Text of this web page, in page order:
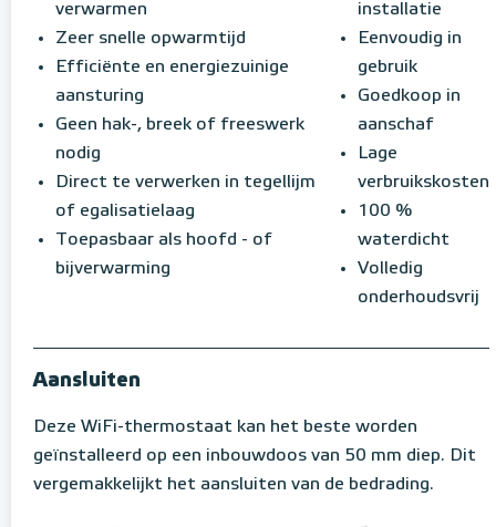
verwarmen
Zeer snelle opwarmtijd
Efficiënte en energiezuinige
aansturing
Geen hak-, breek of freeswerk
nodig
Direct te verwerken in tegellijm
of egalisatielaag
Toepasbaar als hoofd - of
bijverwarming
installatie
Eenvoudig in
gebruik
Goedkoop in
aanschaf
Lage
verbruikskosten
100 %
waterdicht
Volledig
onderhoudsvrij
Aansluiten
Deze WiFi-thermostaat kan het beste worden
geïnstalleerd op een inbouwdoos van 50 mm diep. Dit
vergemakkelijkt het aansluiten van de bedrading.